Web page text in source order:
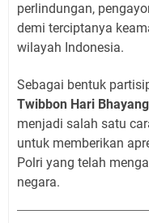
perlindungan,
demi terciptanya
wilayah Indonesia.
Sebagai bentuk
Twibbon Hari
menjadi salah satu
untuk memberikan
Polri yang telah
negara.